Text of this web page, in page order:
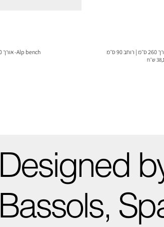
ש״ח
Alp bench- אורך 180 ס"מ
Designed
Bassols,